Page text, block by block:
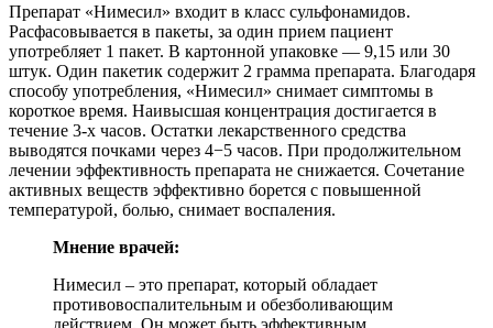
Препарат «Нимесил» входит в класс сульфонамидов.
Расфасовывается в пакеты, за один прием пациент
употребляет 1 пакет. В картонной упаковке — 9,15 или 30
штук. Один пакетик содержит 2 грамма препарата. Благодаря
способу употребления, «Нимесил» снимает симптомы в
короткое время. Наивысшая концентрация достигается в
течение 3-х часов. Остатки лекарственного средства
выводятся почками через 4−5 часов. При продолжительном
лечении эффективность препарата не снижается. Сочетание
активных веществ эффективно борется с повышенной
температурой, болью, снимает воспаления.
Мнение врачей:
Нимесил – это препарат, который обладает
противовоспалительным и обезболивающим
действием. Он может быть эффективным